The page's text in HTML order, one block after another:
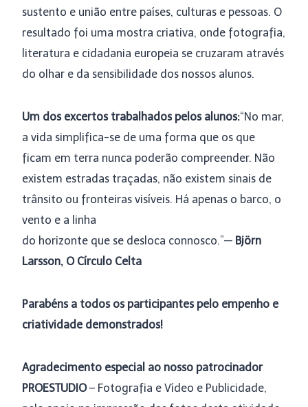
sustento e união entre países, culturas e pessoas. O
resultado foi uma mostra criativa, onde fotografia,
literatura e cidadania europeia se cruzaram através
do olhar e da sensibilidade dos nossos alunos.
Um dos excertos trabalhados pelos alunos:“No mar,
a vida simplifica-se de uma forma que os que
ficam em terra nunca poderão compreender. Não
existem estradas traçadas, não existem sinais de
trânsito ou fronteiras visíveis. Há apenas o barco, o
vento e a linha
do horizonte que se desloca connosco.”— Björn
Larsson, O Círculo Celta
Parabéns a todos os participantes pelo empenho e
criatividade demonstrados!
Agradecimento especial ao nosso patrocinador
PROESTUDIO– Fotografia e Vídeo e Publicidade,